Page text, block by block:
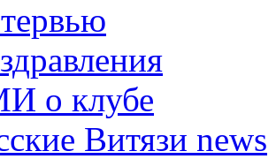
о клубе
Витязи news